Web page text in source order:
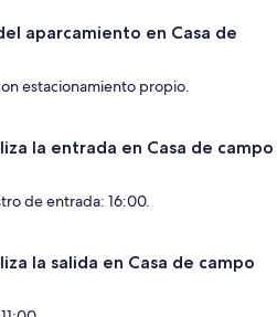
aparcamiento en Casa de
estacionamiento propio.
la entrada en Casa de campo
de entrada: 16:00.
la salida en Casa de campo